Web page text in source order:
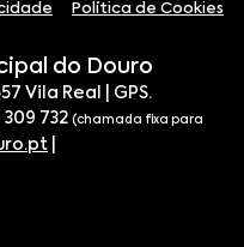
Política de Cookies
do Douro
Vila Real | GPS.
309 732 (chamada fixa para